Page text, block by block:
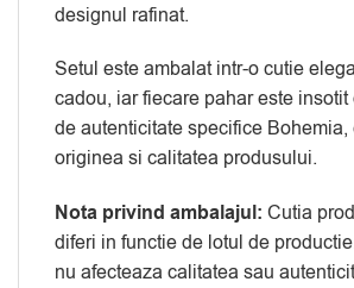
designul rafinat.
Setul este ambalat intr-o cutie
cadou, iar fiecare pahar este
de autenticitate specifice Bohemia,
originea si calitatea produsului.
Nota privind ambalajul: Cutia
diferi in functie de lotul de
nu afecteaza calitatea sau